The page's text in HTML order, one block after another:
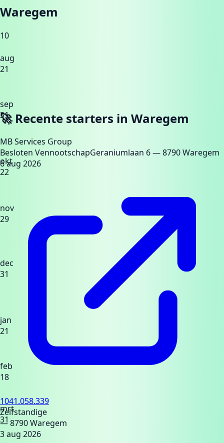
Waregem
10
aug
21
sep
31
okt
22
nov
29
dec
31
jan
21
feb
18
mrt
31
🚀 Recente starters in Waregem
MB Services Group
Besloten VennootschapGeraniumlaan 6— 8790 Waregem
6 aug 2026
1041.058.339
Zelfstandige
— 8790 Waregem
3 aug 2026